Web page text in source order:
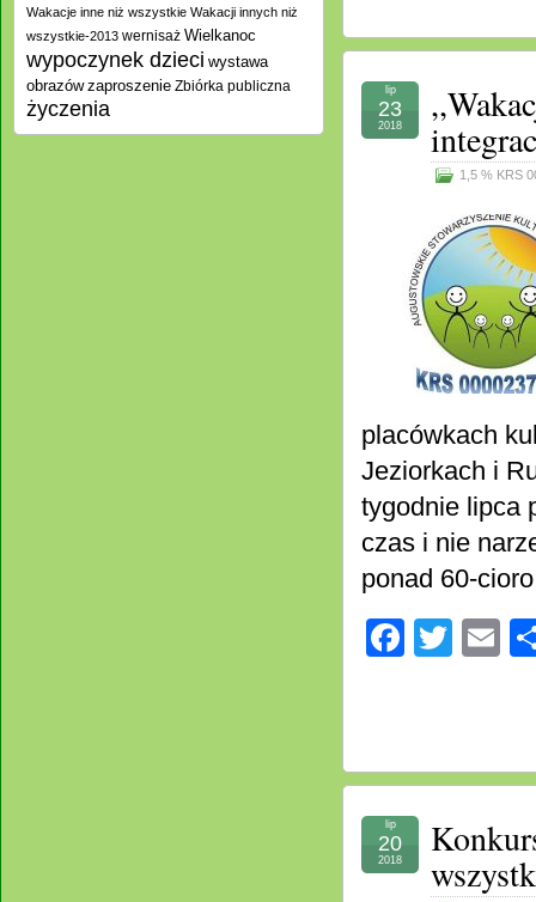
1,5 % KRS
lip
23
2018
placówkach
Jeziorkach i
tygodnie lipca
czas i nie
ponad 60-
lip
20
2018
Wakacje inne niż wszystkie Wakacji innych niż
wszystkie-2013 wernisaż Wielkanoc
wypoczynek dzieci wystawa
obrazów zaproszenie Zbiórka publiczna
życzenia